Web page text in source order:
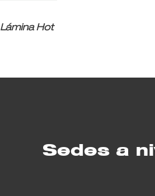
Hot
Sedes a